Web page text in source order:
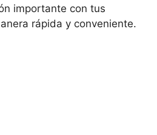
importante⁤ con tus​
rápida y conveniente.